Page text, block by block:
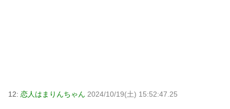
12: 恋人はまりんちゃん 2024/10/19(土) 15:52:47.25